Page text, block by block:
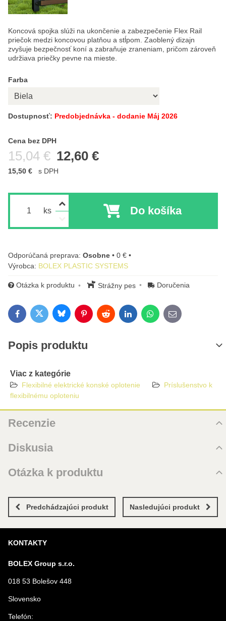
Koncová spojka slúži na ukončenie a zabezpečenie Flex Rail
priečok medzi koncovou platňou a stĺpom. Zaoblený dizajn
zvyšuje bezpečnosť koní a zabraňuje zraneniam, pričom zároveň
udržiava priečky pevne na mieste.
Farba
Dostupnosť: Predobjednávka - dodanie Máj 2026
Cena bez DPH
12,60 €
Pred zľavou:
15,04 €
Cena s DPH
15,50 € s DPH
ks Do košíka
Osobne • 0 € •
Výrobca: BOLEX PLASTIC SYSTEMS
Otázka k produktu Strážny pes Doručenia
FacebookTwitterBlueskyPinterestRedditLinkedInWhatsApp
E-mail
Popis produktu
Viac z kategórie
Flexibilné elektrické konské oplotenie
Príslušenstvo k
flexibilnému oploteniu
Recenzie
Zatiaľ bez hodnotenia. Buďte prvý!
Pridať recenziu
Diskusia
Zatiaľ nie sú žiadne komentáre! Buďte prvý!
Nový komentár
Otázka k produktu
MENO
VÁŠ E-MAIL
VAŠA OTÁZKA K PRODUKTU
Predchádzajúci produkt Nasledujúci produkt
KONTAKTY
BOLEX Group s.r.o.
018 53 Bolešov 448
Slovensko
Telefón: